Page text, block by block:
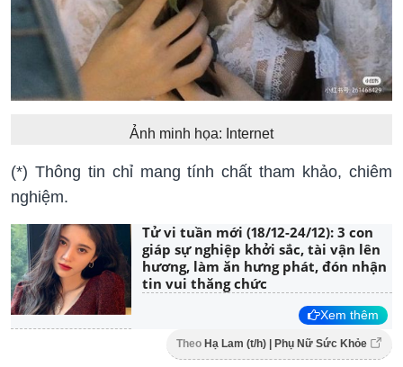
Ảnh minh họa: Internet
(*) Thông tin chỉ mang tính chất tham khảo, chiêm
nghiệm.
Tử vi tuần mới (18/12-24/12): 3 con
giáp sự nghiệp khởi sắc, tài vận lên
hương, làm ăn hưng phát, đón nhận
tin vui thăng chức
Xem thêm
Theo Hạ Lam (t/h) | Phụ Nữ Sức Khỏe